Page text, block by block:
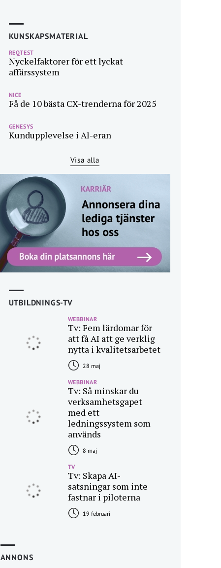
KUNSKAPSMATERIAL
REQTEST
Nyckelfaktorer för ett lyckat
affärssystem
NICE
Få de 10 bästa CX-trenderna för 2025
GENESYS
Kundupplevelse i AI-eran
Visa alla
UTBILDNINGS-TV
WEBBINAR
Tv: Fem lärdomar för
att få AI att ge verklig
nytta i kvalitetsarbetet
28 maj
WEBBINAR
Tv: Så minskar du
verksamhetsgapet
med ett
ledningssystem som
används
8 maj
TV
Tv: Skapa AI-
satsningar som inte
fastnar i piloterna
19 februari
ANNONS